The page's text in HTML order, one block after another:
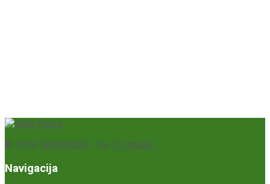
© 2026 TutinPRESS - by- IT-Impuls
Navigacija